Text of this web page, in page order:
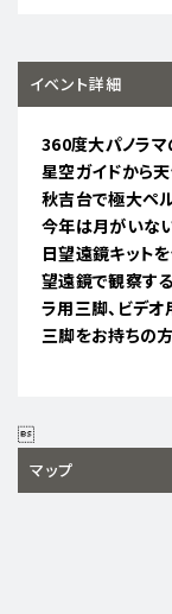
イベント詳細
360度大パノラ
星空ガイドから
秋吉台で極大ペ
今年は月がいな
日望遠鏡キット
望遠鏡で観察す
ラ用三脚、ビデオ
三脚をお持ちの

マップ